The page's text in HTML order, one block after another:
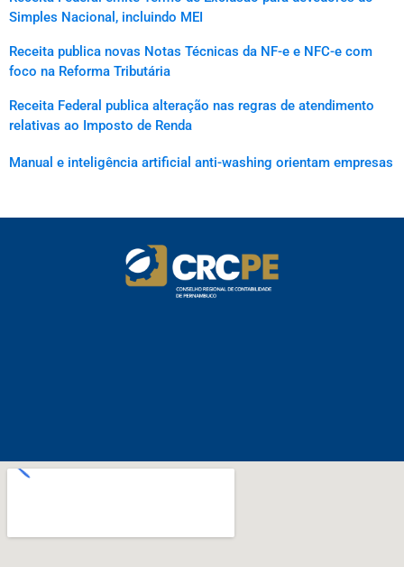
Simples Nacional, incluindo MEI
Receita publica novas Notas Técnicas da NF-e e NFC-e com
foco na Reforma Tributária
Receita Federal publica alteração nas regras de atendimento
relativas ao Imposto de Renda
Manual e inteligência artificial anti-washing orientam empresas